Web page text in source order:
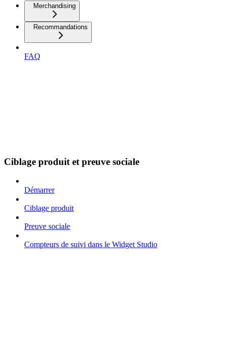
Merchandising
Recommandations
FAQ
Ciblage produit et preuve sociale
Démarrer
Ciblage produit
Preuve sociale
Compteurs de suivi dans le Widget Studio